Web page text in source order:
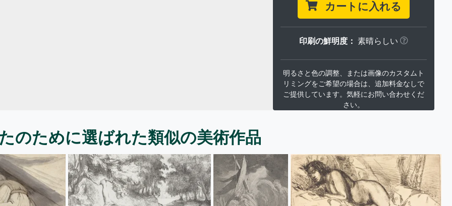
カートに入れる
印刷の鮮明度： 素晴らしい
明るさと色の調整、または画像のカスタムト
リミングをご希望の場合は、追加料金なしで
ご提供しています。気軽にお問い合わせくだ
さい。
のために選ばれた類似の美術作品